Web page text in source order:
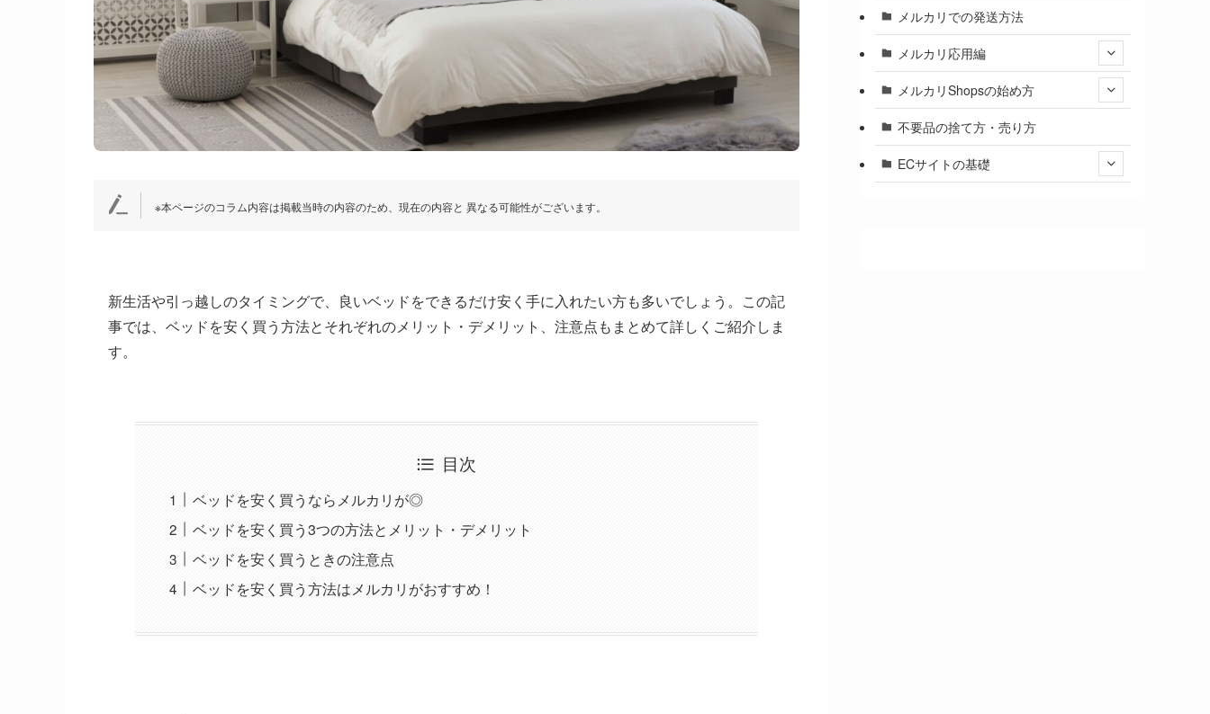
※本ページのコラム内容は掲載当時の内容のため、現在の内容と 異なる可能性がございます。
新生活や引っ越しのタイミングで、良いベッドをできるだけ安く手に入れたい方も多いでしょう。この記
事では、ベッドを安く買う方法とそれぞれのメリット・デメリット、注意点もまとめて詳しくご紹介しま
す。
目次
ベッドを安く買うならメルカリが◎
ベッドを安く買う3つの方法とメリット・デメリット
ベッドを安く買うときの注意点
ベッドを安く買う方法はメルカリがおすすめ！
メルカリでの発送方法
メルカリ応用編
メルカリShopsの始め方
不要品の捨て方・売り方
ECサイトの基礎